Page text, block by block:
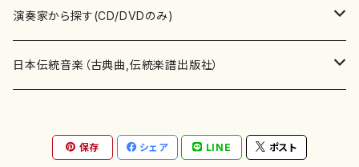
書籍
テキストブック
CD・DVD
チケット
邦楽ジャーナル
レコード
箏・琴（ソロ）
箏・琴（合奏）
三味線（合奏）
合唱
混声合唱
男声合唱
歌・声
ピアノ（ソロ）
洋楽器（弦楽器）
あ行
青木省三(アオキ ショウゾウ)
秋山健治(アキヤマ ケンジ）
か行
蔭山滸山(カゲヤマ キョザン)
斉藤松声(サイトウ ショウセイ)
演奏家から探す(CD/DVDのみ)
邦楽（箏、三味線、尺八等）演奏家
石川高（笙）
應和惠子（声楽・ソプラノ）
洋楽-鍵盤楽器（ピアノ、オルガン等）演奏家
日本伝統音楽（古典曲,伝統楽譜出版社）
宮城道雄（宮城宗家監修）
地歌箏曲（三絃古典楽譜）
保存 シェア LINE ポスト